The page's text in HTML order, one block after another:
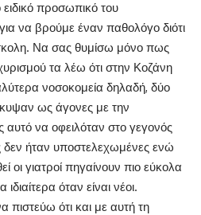
ειδικό προσωπικό του
να βρούμε έναν παθολόγο διότι
Να σας θυμίσω μόνο πως
τα λέω ότι στην Κοζάνη
νοσοκομεία δηλαδή, δύο
ως άγονες με την
να οφειλόταν στο γεγονός
δεν ήταν υποστελεχωμένες ενώ
οι γιατροί πηγαίνουν πιο εύκολα
όταν είναι νέοι.
πιστεύω ότι και με αυτή τη